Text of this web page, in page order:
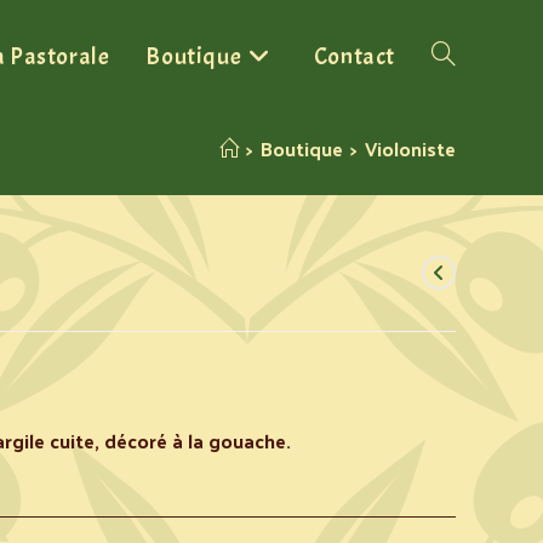
Pastorale Boutique Contact
> Boutique > Violoniste
cuite, décoré à la gouache.